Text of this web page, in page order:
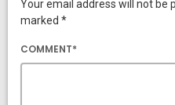
Your email address will not be
marked *
COMMENT*